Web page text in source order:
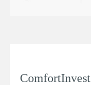
ComfortInvest